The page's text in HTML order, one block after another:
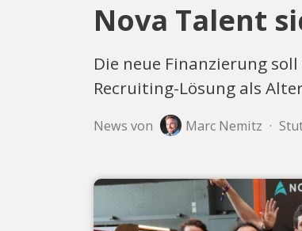
Nova Talent
Die neue Finanzierung
Recruiting-Lösung als
News von Marc Nemitz ·